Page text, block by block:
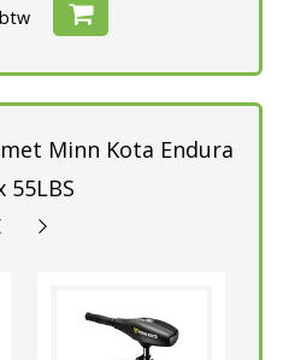
Minn Kota Endura
55LBS